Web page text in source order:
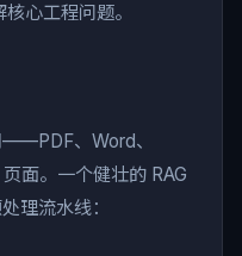
心工程问题。
、Word、
面。一个健壮的 RAG
理流水线：